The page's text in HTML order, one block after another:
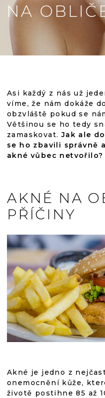
NA
Asi každý z nás už
víme, že nám dokáže
obzvláště pokud se
Většinou se ho tedy
zamaskovat.Jak ale
se ho zbavili správně
akné vůbec netvořilo?
AKNÉ NA
PŘÍČINY
Akné je jedno z
onemocnění kůže,
životě postihne 85 až